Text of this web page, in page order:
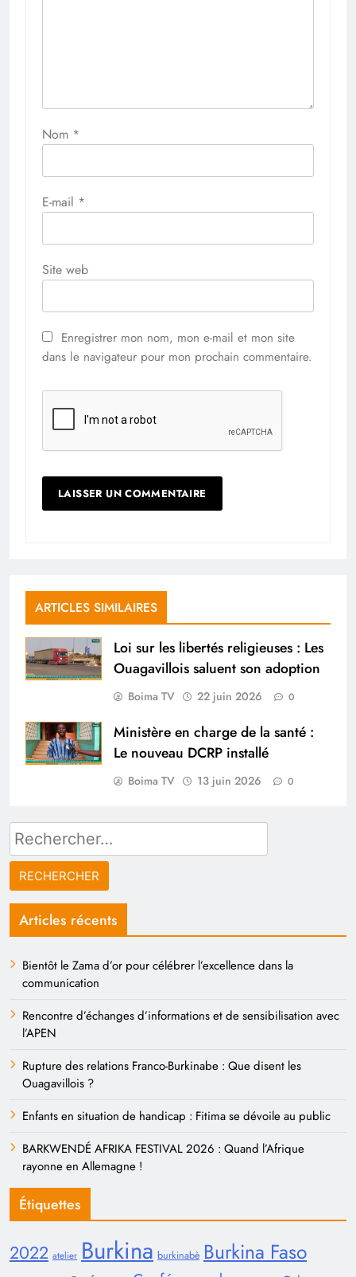
Nom *
E-mail *
Site web
Enregistrer mon nom, mon e-mail et mon site
dans le navigateur pour mon prochain commentaire.
ARTICLES SIMILAIRES
Loi sur les libertés religieuses : Les
Ouagavillois saluent son adoption
Boima TV 22 juin 2026 0
Ministère en charge de la santé :
Le nouveau DCRP installé
Boima TV 13 juin 2026 0
Rechercher :
Articles récents
Bientôt le Zama d’or pour célébrer l’excellence dans la
communication
Rencontre d’échanges d’informations et de sensibilisation avec
l’APEN
Rupture des relations Franco-Burkinabe : Que disent les
Ouagavillois ?
Enfants en situation de handicap : Fitima se dévoile au public
BARKWENDÉ AFRIKA FESTIVAL 2026 : Quand l’Afrique
rayonne en Allemagne !
Étiquettes
2022 atelier Burkina burkinabè Burkina Faso